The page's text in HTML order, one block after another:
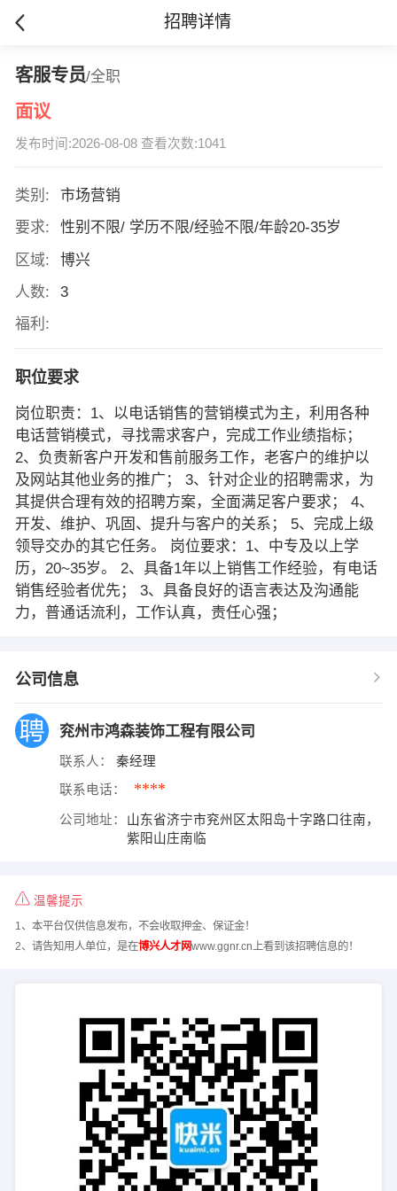
招聘详情
客服专员/全职
面议
发布时间:2026-08-08 查看次数:1041
类别:
市场营销
要求:
性别不限/ 学历不限/经验不限/年龄20-35岁
区域:
博兴
人数:
3
福利:
职位要求
岗位职责：1、以电话销售的营销模式为主，利用各种
电话营销模式，寻找需求客户，完成工作业绩指标；
2、负责新客户开发和售前服务工作，老客户的维护以
及网站其他业务的推广； 3、针对企业的招聘需求，为
其提供合理有效的招聘方案，全面满足客户要求； 4、
开发、维护、巩固、提升与客户的关系； 5、完成上级
领导交办的其它任务。 岗位要求：1、中专及以上学
历，20~35岁。 2、具备1年以上销售工作经验，有电话
销售经验者优先； 3、具备良好的语言表达及沟通能
力，普通话流利，工作认真，责任心强；
公司信息
兖州市鸿森装饰工程有限公司
联系人： 秦经理
联系电话： ****
公司地址：
山东省济宁市兖州区太阳岛十字路口往南，
紫阳山庄南临
温馨提示
1、本平台仅供信息发布，不会收取押金、保证金！
2、请告知用人单位，是在博兴人才网www.ggnr.cn上看到该招聘信息的！